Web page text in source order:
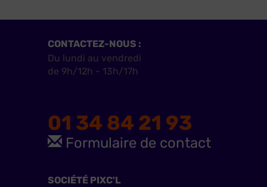
CONTACTEZ-NOUS :
Du lundi au vendredi
de 9h/12h - 13h/17h
01 34 84 21 93
Formulaire de contact
SOCIÉTÉ PIXC'L